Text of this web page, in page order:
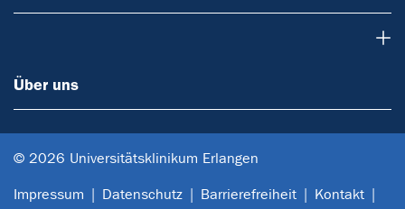
Über uns
© 2026 Universitätsklinikum Erlangen
Impressum Datenschutz Barrierefreiheit
Kontakt